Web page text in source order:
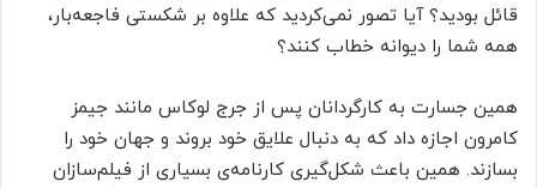
قائل بودید؟ آیا تصور نمی‌کردید که علاوه بر شکستی فاجعه‌بار،
همه شما را دیوانه خطاب کنند؟
همین جسارت به کارگردانان پس از جرج لوکاس مانند جیمز
کامرون اجازه داد که به دنبال علایق خود بروند و جهان خود را
بسازند. همین باعث شکل‌گیری کارنامه‌ی بسیاری از فیلم‌سازان